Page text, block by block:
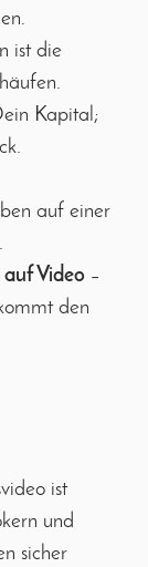
ist die
Kapital;
auf einer
Video –
den
ist
und
sicher